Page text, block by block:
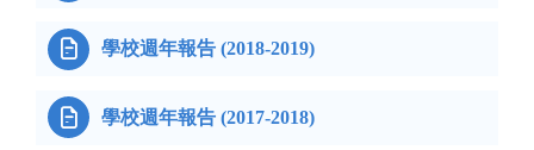
 學校週年報告 (2018-2019)
 學校週年報告 (2017-2018)